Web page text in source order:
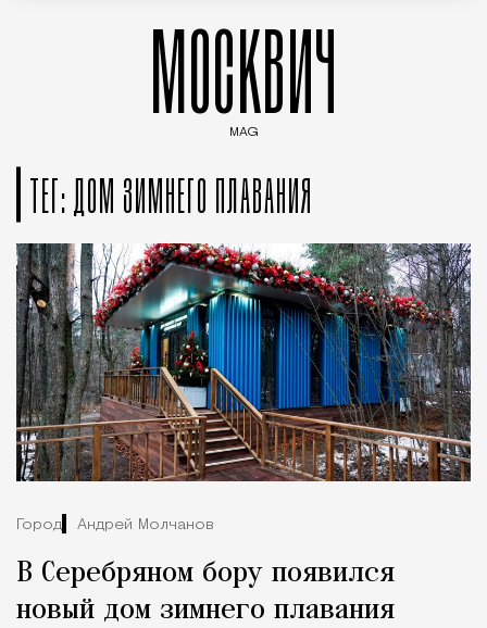
МОСКВИЧ
MAG
ТЕГ: ДОМ ЗИМНЕГО ПЛАВАНИЯ
Город Андрей Молчанов
В Серебряном бору появился
новый дом зимнего плавания